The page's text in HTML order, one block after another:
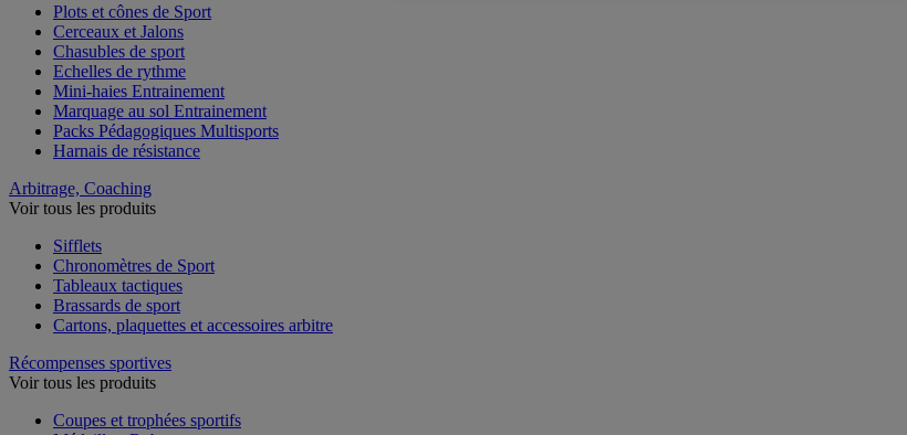
Plots et cônes de Sport
Cerceaux et Jalons
Chasubles de sport
Echelles de rythme
Mini-haies Entrainement
Marquage au sol Entrainement
Packs Pédagogiques Multisports
Harnais de résistance
Arbitrage, Coaching
Voir tous les produits
Sifflets
Chronomètres de Sport
Tableaux tactiques
Brassards de sport
Cartons, plaquettes et accessoires arbitre
Récompenses sportives
Voir tous les produits
Coupes et trophées sportifs